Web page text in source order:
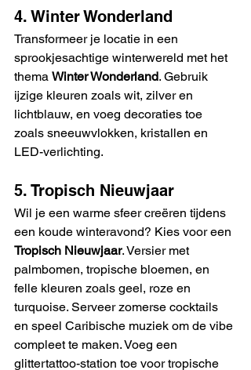
4. Winter Wonderland
Transformeer je locatie in een
sprookjesachtige winterwereld met het
thema Winter Wonderland. Gebruik
ijzige kleuren zoals wit, zilver en
lichtblauw, en voeg decoraties toe
zoals sneeuwvlokken, kristallen en
LED-verlichting.
5. Tropisch Nieuwjaar
Wil je een warme sfeer creëren tijdens
een koude winteravond? Kies voor een
Tropisch Nieuwjaar. Versier met
palmbomen, tropische bloemen, en
felle kleuren zoals geel, roze en
turquoise. Serveer zomerse cocktails
en speel Caribische muziek om de vibe
compleet te maken. Voeg een
glittertattoo-station toe voor tropische